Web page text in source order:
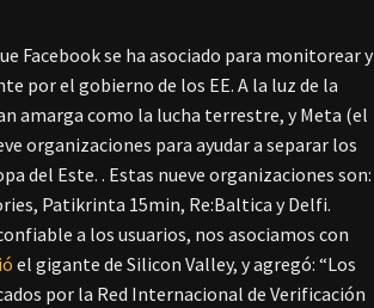
Facebook se ha asociado para monitorear y
por el gobierno de los EE. A la luz de la
amarga como la lucha terrestre, y Meta (el
organizaciones para ayudar a separar los
del Este. . Estas nueve organizaciones son:
Patikrinta 15min, Re:Baltica y Delfi.
a los usuarios, nos asociamos con
el gigante de Silicon Valley, y agregó: “Los
por la Red Internacional de Verificación